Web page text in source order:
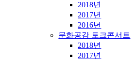
2018년
2017년
2016년
문화공감 토크콘서트
2018년
2017년